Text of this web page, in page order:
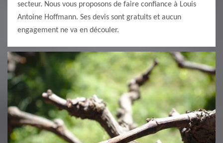
secteur. Nous vous proposons de faire confiance à Louis
Antoine Hoffmann. Ses devis sont gratuits et aucun
engagement ne va en découler.